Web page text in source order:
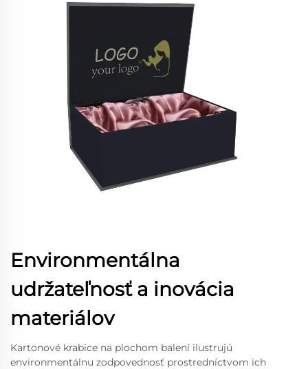
Environmentálna
udržateľnosť a inovácia
materiálov
Kartonové krabice na plochom balení ilustrujú
environmentálnu zodpovednosť prostredníctvom ich